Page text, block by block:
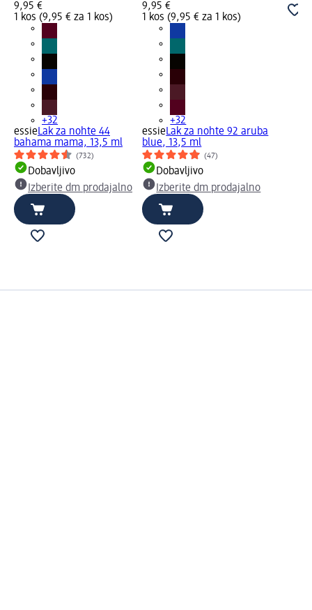
9,95 €
1 kos (9,95 € za 1 kos)
+32
essieLak za nohte 44
bahama mama, 13,5 ml
(732)
Dobavljivo
Izberite dm prodajalno
9,95 €
1 kos (9,95 € za 1 kos)
+32
essieLak za nohte 92 aruba
blue, 13,5 ml
(47)
Dobavljivo
Izberite dm prodajalno